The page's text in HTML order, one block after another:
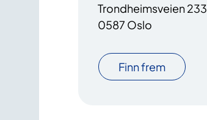
Trondheimsveien 233
0587 Oslo
Finn frem